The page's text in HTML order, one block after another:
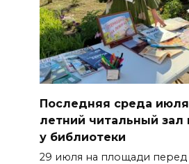
Последняя среда
летний читальный
у библиотеки
29 июля на площади перед